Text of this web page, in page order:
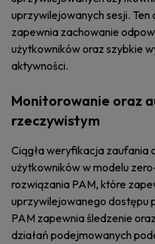
uprzywilejowanych sesji.
zapewnia zachowanie
użytkowników oraz szybkie
aktywności.
Monitorowanie oraz
rzeczywistym
Ciągła weryfikacja zaufania
użytkowników w modelu
rozwiązania PAM, które
uprzywilejowanego dostępu
PAM zapewnia śledzenie
działań podejmowanych